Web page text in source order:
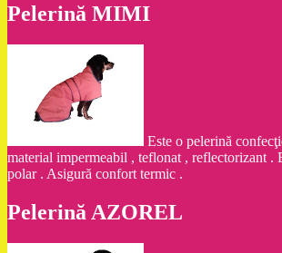
Pelerină MIMI
Este o pelerină
material impermeabil , teflonat , reflectorizant .
polar . Asigură confort termic .
Pelerină AZOREL